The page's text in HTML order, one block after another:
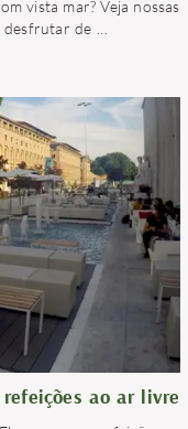
vista mar? Veja nossas
desfrutar de
ao ar livre